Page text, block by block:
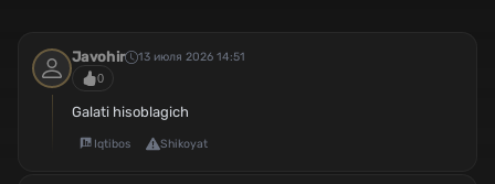
Javohir 13 июля 2026 14:51
0
Galati hisoblagich
Iqtibos Shikoyat